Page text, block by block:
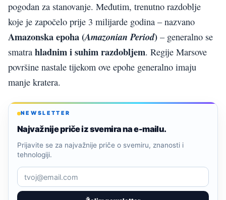
pogodan za stanovanje. Međutim, trenutno razdoblje
koje je započelo prije 3 milijarde godina – nazvano
Amazonska epoha (Amazonian Period) – generalno se
smatra hladnim i suhim razdobljem. Regije Marsove
površine nastale tijekom ove epohe generalno imaju
manje kratera.
NEWSLETTER
Najvažnije priče iz svemira na e-mailu.
Prijavite se za najvažnije priče o svemiru, znanosti i
tehnologiji.